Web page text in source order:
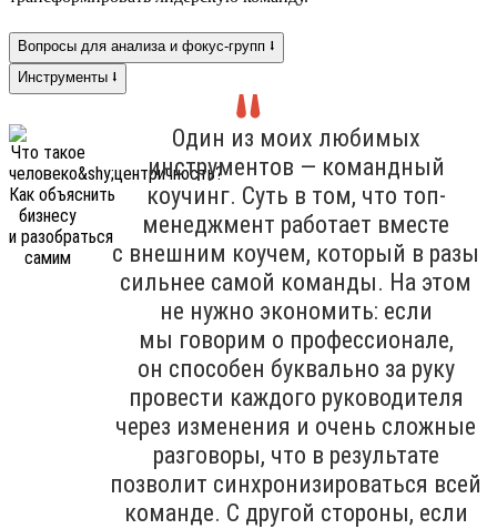
Вопросы для анализа и фокус-групп ⭣
Инструменты ⭣
Один из моих любимых
инструментов — командный
коучинг. Суть в том, что топ-
менеджмент работает вместе
с внешним коучем, который в разы
сильнее самой команды. На этом
не нужно экономить: если
мы говорим о профессионале,
он способен буквально за руку
провести каждого руководителя
через изменения и очень сложные
разговоры, что в результате
позволит синхронизироваться всей
команде. С другой стороны, если